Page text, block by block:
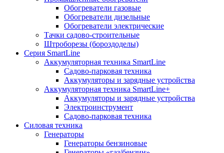
Обогреватели газовые
Обогреватели дизельные
Обогреватели электрические
Тачки садово-строительные
Штроборезы (бороздоделы)
Серия SmartLine
Аккумуляторная техника SmartLine
Садово-парковая техника
Аккумуляторы и зарядные устройства
Аккумуляторная техника SmartLine+
Аккумуляторы и зарядные устройства
Электроинструмент
Садово-парковая техника
Силовая техника
Генераторы
Генераторы бензиновые